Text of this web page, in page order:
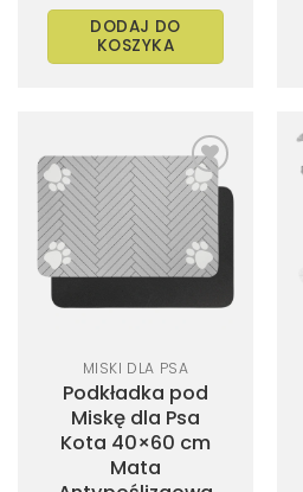
DODAJ DO
KOSZYKA
Dodaj
do
listy
życzeń
MISKI DLA PSA
Podkładka pod
Miskę dla Psa
Kota 40×60 cm
Mata